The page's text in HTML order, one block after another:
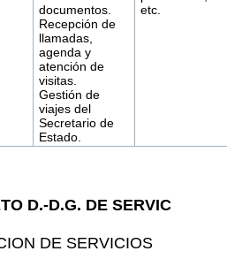
documentos.
Recepción de
llamadas,
agenda y
atención de
visitas.
Gestión de
viajes del
Secretario de
Estado.
etc.
D.-D.G. DE SERVIC
DE SERVICIOS